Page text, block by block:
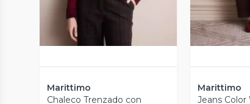
Marittimo
Chaleco Trenzado con
Marittimo
Jeans